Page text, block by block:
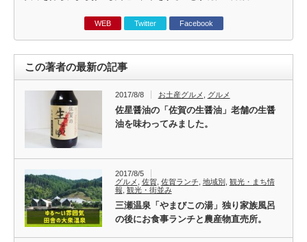
WEB Twitter Facebook
この著者の最新の記事
2017/8/8 お土産グルメ グルメ
佐星醤油の「佐賀の生醤油」老舗の生醤
油を味わってみました。
2017/8/5
グルメ
佐賀, 佐賀ランチ 地域別 観光・まち情
報 観光・街並み
三瀬温泉「やまびこの湯」独り家族風呂
の後にお食事ランチと農産物直売所。